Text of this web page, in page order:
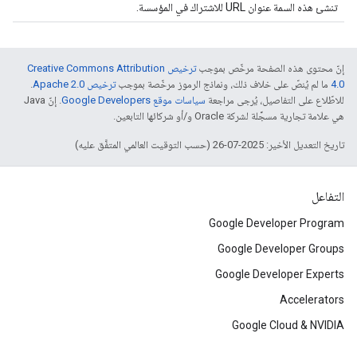
تنشئ هذه السمة عنوان URL للاشتراك في المؤسسة.
إنّ محتوى هذه الصفحة مرخّص بموجب
ترخيص Creative Commons Attribution
4.0‏ ما لم يُنصّ على خلاف ذلك، ونماذج الرموز مرخّصة بموجبترخيص Apache 2.0‏
.
للاطّلاع على التفاصيل، يُرجى مراجعة سياسات موقع Google Developers‏
. إنّ Java
هي علامة تجارية مسجَّلة لشركة Oracle و/أو شركائها التابعين.
تاريخ التعديل الأخير: 2025-07-26 (حسب التوقيت العالمي المتفَّق عليه)
التفاعل
Google Developer Program
Google Developer Groups
Google Developer Experts
Accelerators
Google Cloud & NVIDIA